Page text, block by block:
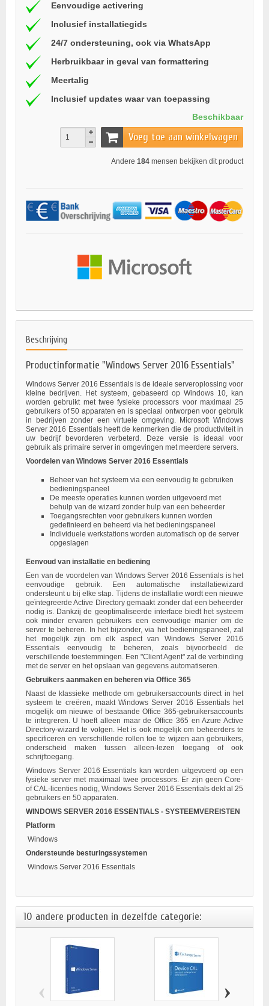
Eenvoudige activering
Inclusief installatiegids
24/7 ondersteuning, ook via WhatsApp
Herbruikbaar in geval van formattering
Meertalig
Inclusief updates waar van toepassing
Beschikbaar
Voeg toe aan winkelwagen
Andere 184 mensen bekijken dit product
Beschrijving
Productinformatie "Windows Server 2016 Essentials"
Windows Server 2016 Essentials is de ideale serveroplossing voor
kleine bedrijven. Het systeem, gebaseerd op Windows 10, kan
worden gebruikt met twee fysieke processors voor maximaal 25
gebruikers of 50 apparaten en is speciaal ontworpen voor gebruik
in bedrijven zonder een virtuele omgeving. Microsoft Windows
Server 2016 Essentials heeft de kenmerken die de productiviteit in
uw bedrijf bevorderen verbeterd. Deze versie is ideaal voor
gebruik als primaire server in omgevingen met meerdere servers.
Voordelen van Windows Server 2016 Essentials
Beheer van het systeem via een eenvoudig te gebruiken
bedieningspaneel
De meeste operaties kunnen worden uitgevoerd met
behulp van de wizard zonder hulp van een beheerder
Toegangsrechten voor gebruikers kunnen worden
gedefinieerd en beheerd via het bedieningspaneel
Individuele werkstations worden automatisch op de server
opgeslagen
Eenvoud van installatie en bediening
Een van de voordelen van Windows Server 2016 Essentials is het
eenvoudige gebruik. Een automatische installatiewizard
ondersteunt u bij elke stap. Tijdens de installatie wordt een nieuwe
geïntegreerde Active Directory gemaakt zonder dat een beheerder
nodig is. Dankzij de geoptimaliseerde interface biedt het systeem
ook minder ervaren gebruikers een eenvoudige manier om de
server te beheren. In het bijzonder, via het bedieningspaneel, zal
het mogelijk zijn om elk aspect van Windows Server 2016
Essentials eenvoudig te beheren, zoals bijvoorbeeld de
verschillende toestemmingen. Een "Client Agent" zal de verbinding
met de server en het opslaan van gegevens automatiseren.
Gebruikers aanmaken en beheren via Office 365
Naast de klassieke methode om gebruikersaccounts direct in het
systeem te creëren, maakt Windows Server 2016 Essentials het
mogelijk om nieuwe of bestaande Office 365-gebruikersaccounts
te integreren. U hoeft alleen maar de Office 365 en Azure Active
Directory-wizard te volgen. Het is ook mogelijk om beheerders te
specificeren en verschillende rollen toe te wijzen aan gebruikers,
onderscheid maken tussen alleen-lezen toegang of ook
schrijftoegang.
Windows Server 2016 Essentials kan worden uitgevoerd op een
fysieke server met maximaal twee processors. Er zijn geen Core-
of CAL-licenties nodig, Windows Server 2016 Essentials dekt al 25
gebruikers en 50 apparaten.
WINDOWS SERVER 2016 ESSENTIALS - SYSTEEMVEREISTEN
Platform
Windows
Ondersteunde besturingssystemen
Windows Server 2016 Essentials
10 andere producten in dezelfde categorie:
‹ ›